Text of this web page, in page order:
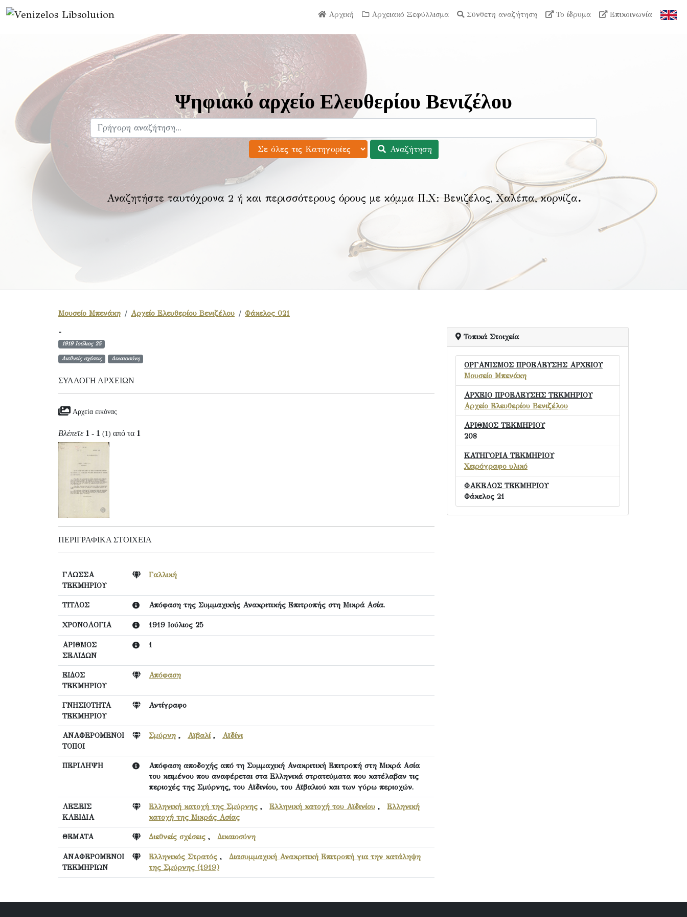
Αρχική Αρχειακό Ξεφύλλισμα Σύνθετη αναζήτηση Το ίδρυμα Επικοινωνία
Ψηφιακό αρχείο Ελευθερίου Βενιζέλου
Αναζήτηση
Αναζητήστε ταυτόχρονα 2 ή και περισσότερους όρους με κόμμα Π.Χ: Βενιζέλος, Χαλέπα, κορνίζα.
Μουσείο Μπενάκη Αρχείο Ελευθερίου Βενιζέλου Φάκελος 021
-
1919 Ιούλιος 25
Διεθνείς σχέσεις Δικαιοσύνη
ΣΥΛΛΟΓΉ ΑΡΧΕΊΩΝ
Αρχεία εικόνας
Βλέπετε 1 - 1 (1) από τα 1
ΠΕΡΙΓΡΑΦΙΚΆ ΣΤΟΙΧΕΊΑ
ΓΛΩΣΣΑ
ΤΕΚΜΗΡΙΟΥ
Γαλλική
ΤΙΤΛΟΣ Απόφαση της Συμμαχικής Ανακριτικής Επιτροπής στη Μικρά Ασία.
ΧΡΟΝΟΛΟΓΙΑ 1919 Ιούλιος 25
ΑΡΙΘΜΟΣ
ΣΕΛΙΔΩΝ
1
ΕΙΔΟΣ
ΤΕΚΜΗΡΙΟΥ
Απόφαση
ΓΝΗΣΙΟΤΗΤΑ
ΤΕΚΜΗΡΙΟΥ
Αντίγραφο
ΑΝΑΦΕΡΟΜΕΝΟΙ
ΤΟΠΟΙ
Σμύρνη , Αϊβαλί, Αϊδίνι
ΠΕΡΙΛΗΨΗ
Απόφαση αποδοχής από τη Συμμαχική Ανακριτική Επιτροπή στη Μικρά Ασία
του κειμένου που αναφέρεται στα Ελληνικά στρατεύματα που κατέλαβαν τις
περιοχές της Σμύρνης, του Αϊδινίου, του Αϊβαλιού και των γύρω περιοχών.
ΛΕΞΕΙΣ
ΚΛΕΙΔΙΑ
Ελληνική κατοχή της Σμύρνης , Ελληνική κατοχή του Αϊδινίου , Ελληνική
κατοχή της Μικράς Ασίας
ΘΕΜΑΤΑ Διεθνείς σχέσεις , Δικαιοσύνη
ΑΝΑΦΕΡΟΜΕΝΟΙ
ΤΕΚΜΗΡΙΩΝ
Ελληνικός Στρατός , Διασυμμαχική Ανακριτική Επιτροπή για την κατάληψη
της Σμύρνης (1919)
Τοπικά Στοιχεία
ΟΡΓΑΝΙΣΜΟΣ ΠΡΟΕΛΕΥΣΗΣ ΑΡΧΕΙΟΥ
Μουσείο Μπενάκη
ΑΡΧΕΙΟ ΠΡΟΕΛΕΥΣΗΣ ΤΕΚΜΗΡΙΟΥ
Αρχείο Ελευθερίου Βενιζέλου
ΑΡΙΘΜΟΣ ΤΕΚΜΗΡΙΟΥ
208
ΚΑΤΗΓΟΡΙΑ ΤΕΚΜΗΡΙΟΥ
Χειρόγραφο υλικό
ΦΑΚΕΛΟΣ ΤΕΚΜΗΡΙΟΥ
Φάκελος 21